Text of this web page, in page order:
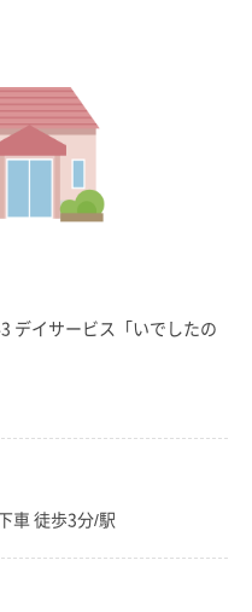
デイサービス「いでしたの
車 徒歩3分/駅